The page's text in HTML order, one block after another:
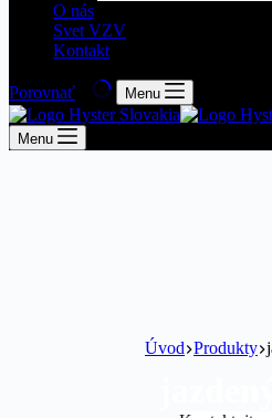
O nás
Svet VZV
Kontakt
Porovnať Menu
Menu
Úvod Produkty